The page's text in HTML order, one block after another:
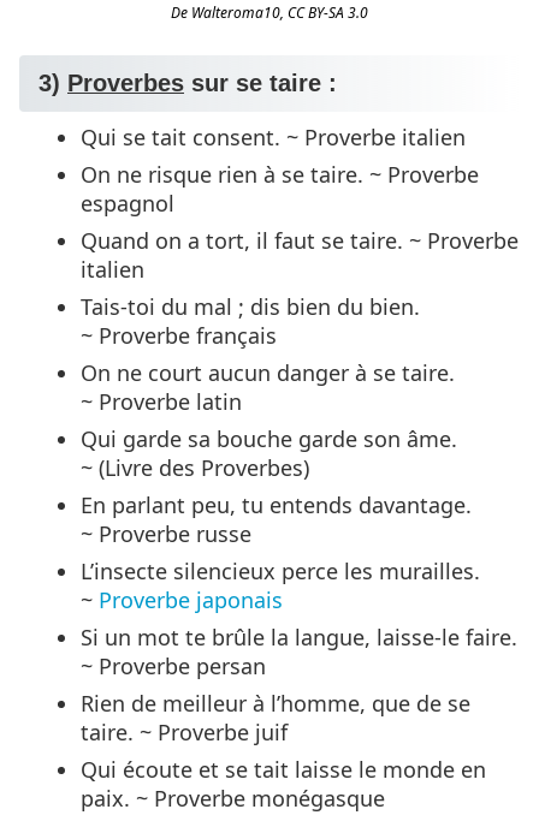
De Walteroma10, CC BY-SA 3.0
3) Proverbes sur se taire :
Qui se tait consent. ~ Proverbe italien
On ne risque rien à se taire. ~ Proverbe
espagnol
Quand on a tort, il faut se taire. ~ Proverbe
italien
Tais-toi du mal ; dis bien du bien.
~ Proverbe français
On ne court aucun danger à se taire.
~ Proverbe latin
Qui garde sa bouche garde son âme.
~ (Livre des Proverbes)
En parlant peu, tu entends davantage.
~ Proverbe russe
L’insecte silencieux perce les murailles.
~ Proverbe japonais
Si un mot te brûle la langue, laisse-le faire.
~ Proverbe persan
Rien de meilleur à l’homme, que de se
taire. ~ Proverbe juif
Qui écoute et se tait laisse le monde en
paix. ~ Proverbe monégasque